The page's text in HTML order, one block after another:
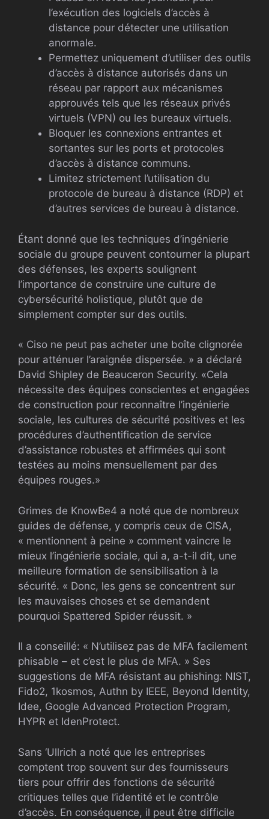
l’exécution des logiciels d’accès à
distance pour détecter une utilisation
anormale.
Permettez uniquement d’utiliser des outils
d’accès à distance autorisés dans un
réseau par rapport aux mécanismes
approuvés tels que les réseaux privés
virtuels (VPN) ou les bureaux virtuels.
Bloquer les connexions entrantes et
sortantes sur les ports et protocoles
d’accès à distance communs.
Limitez strictement l’utilisation du
protocole de bureau à distance (RDP) et
d’autres services de bureau à distance.
Étant donné que les techniques d’ingénierie
sociale du groupe peuvent contourner la plupart
des défenses, les experts soulignent
l’importance de construire une culture de
cybersécurité holistique, plutôt que de
simplement compter sur des outils.
« Ciso ne peut pas acheter une boîte clignorée
pour atténuer l’araignée dispersée. » a déclaré
David Shipley de Beauceron Security. «Cela
nécessite des équipes conscientes et engagées
de construction pour reconnaître l’ingénierie
sociale, les cultures de sécurité positives et les
procédures d’authentification de service
d’assistance robustes et affirmées qui sont
testées au moins mensuellement par des
équipes rouges.»
Grimes de KnowBe4 a noté que de nombreux
guides de défense, y compris ceux de CISA,
« mentionnent à peine » comment vaincre le
mieux l’ingénierie sociale, qui a, a-t-il dit, une
meilleure formation de sensibilisation à la
sécurité. « Donc, les gens se concentrent sur
les mauvaises choses et se demandent
pourquoi Spattered Spider réussit. »
Il a conseillé: « N’utilisez pas de MFA facilement
phisable – et c’est le plus de MFA. » Ses
suggestions de MFA résistant au phishing: NIST,
Fido2, 1kosmos, Authn by IEEE, Beyond Identity,
Idee, Google Advanced Protection Program,
HYPR et IdenProtect.
Sans ‘Ullrich a noté que les entreprises
comptent trop souvent sur des fournisseurs
tiers pour offrir des fonctions de sécurité
critiques telles que l’identité et le contrôle
d’accès. En conséquence, il peut être difficile